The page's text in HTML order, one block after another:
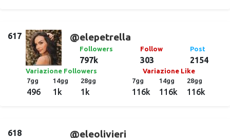
617 @elepetrella
Followers
797k
Follow
303
Post
2154
Variazione Followers
7gg
496
14gg
1k
28gg
1k
Variazione Like
7gg
116k
14gg
116k
28gg
116k
618 @eleolivieri